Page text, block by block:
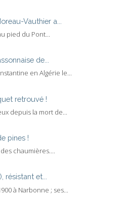
Vauthier a...
pied du Pont...
de...
en Algérie le...
retrouvé !
depuis la mort de...
pines !
chaumières....
résistant et...
à Narbonne ; ses...